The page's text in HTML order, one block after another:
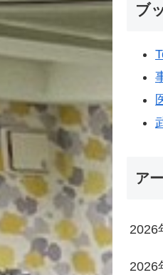
ブ
ア
2026
2026